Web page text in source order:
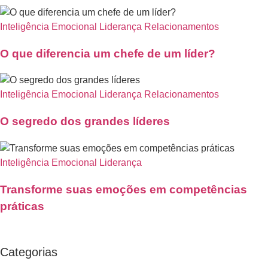
Inteligência Emocional Liderança Relacionamentos
O que diferencia um chefe de um líder?
Inteligência Emocional Liderança Relacionamentos
O segredo dos grandes líderes
Inteligência Emocional Liderança
Transforme suas emoções em competências
práticas
Categorias